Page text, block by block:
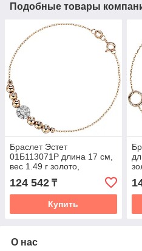
Подобные товары
Браслет Эстет
01Б113071Р длина 17 см,
вес 1.49 г золото,
плетение якорное
124 542 ₸
Купить
О нас